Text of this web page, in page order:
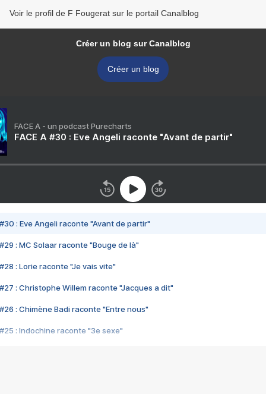
Voir le profil de F Fougerat sur le portail Canalblog
Créer un blog sur Canalblog
Créer un blog
FACE A - un podcast Purecharts
FACE A #30 : Eve Angeli raconte "Avant de partir"
#30 : Eve Angeli raconte "Avant de partir"
#29 : MC Solaar raconte "Bouge de là"
#28 : Lorie raconte "Je vais vite"
#27 : Christophe Willem raconte "Jacques a dit"
#26 : Chimène Badi raconte "Entre nous"
#25 : Indochine raconte "3e sexe"